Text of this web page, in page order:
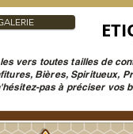
vers toutes tailles de
Bières, Spiritueux,
pas à préciser vos